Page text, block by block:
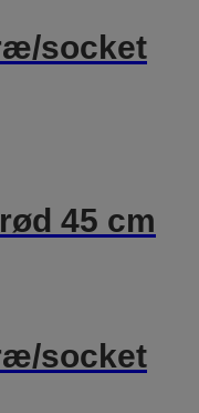
socket
45 cm
socket